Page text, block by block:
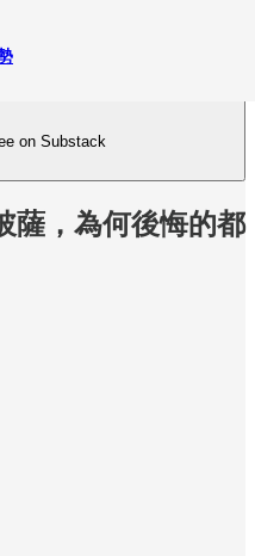
on Substack
薩，為何後悔的都